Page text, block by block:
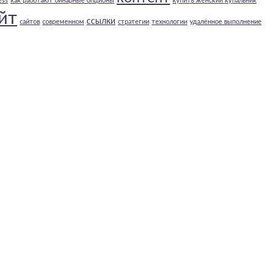
сайтов современном ссылки стратегии технологии удалённое выполнение